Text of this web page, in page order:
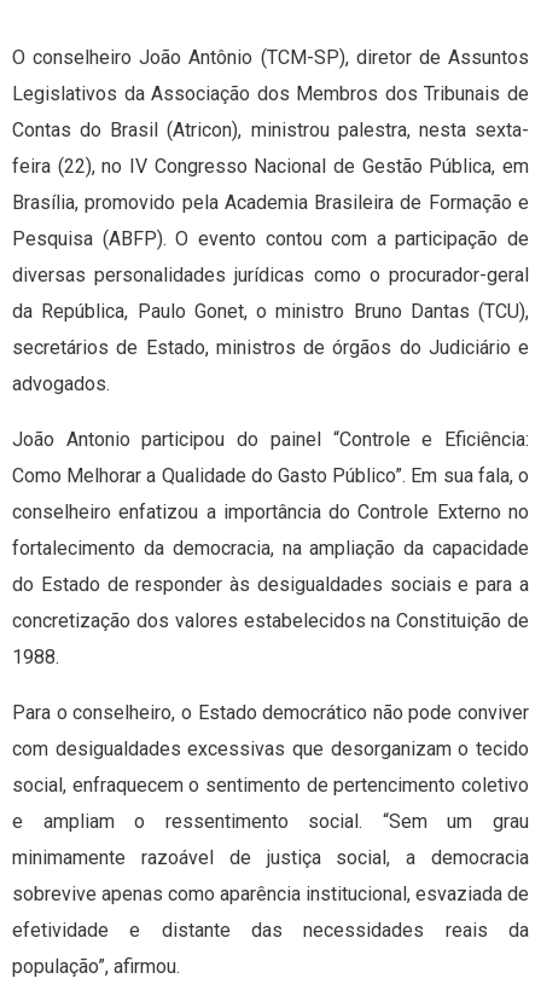
O conselheiro João Antônio (TCM-SP), diretor de Assuntos
Legislativos da Associação dos Membros dos Tribunais de
Contas do Brasil (Atricon), ministrou palestra, nesta sexta-
feira (22), no IV Congresso Nacional de Gestão Pública, em
Brasília, promovido pela Academia Brasileira de Formação e
Pesquisa (ABFP). O evento contou com a participação de
diversas personalidades jurídicas como o procurador-geral
da República, Paulo Gonet, o ministro Bruno Dantas (TCU),
secretários de Estado, ministros de órgãos do Judiciário e
advogados.
João Antonio participou do painel “Controle e Eficiência:
Como Melhorar a Qualidade do Gasto Público”. Em sua fala, o
conselheiro enfatizou a importância do Controle Externo no
fortalecimento da democracia, na ampliação da capacidade
do Estado de responder às desigualdades sociais e para a
concretização dos valores estabelecidos na Constituição de
1988.
Para o conselheiro, o Estado democrático não pode conviver
com desigualdades excessivas que desorganizam o tecido
social, enfraquecem o sentimento de pertencimento coletivo
e ampliam o ressentimento social. “Sem um grau
minimamente razoável de justiça social, a democracia
sobrevive apenas como aparência institucional, esvaziada de
efetividade e distante das necessidades reais da
população”, afirmou.